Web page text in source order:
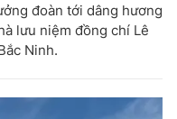
đoàn tới dâng hương
lưu niệm đồng chí Lê
Ninh.